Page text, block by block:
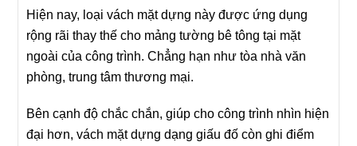
Hiện nay, loại vách mặt dựng này được ứng dụng
rộng rãi thay thế cho mảng tường bê tông tại mặt
ngoài của công trình. Chẳng hạn như tòa nhà văn
phòng, trung tâm thương mại.
Bên cạnh độ chắc chắn, giúp cho công trình nhìn hiện
đại hơn, vách mặt dựng dạng giấu đố còn ghi điểm